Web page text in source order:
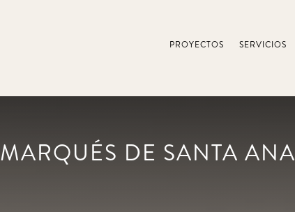
PROYECTOS SERVICIOS
MARQUÉS DE SANTA ANA